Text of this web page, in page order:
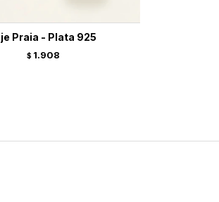
Praia - Plata 925
$ 1.908